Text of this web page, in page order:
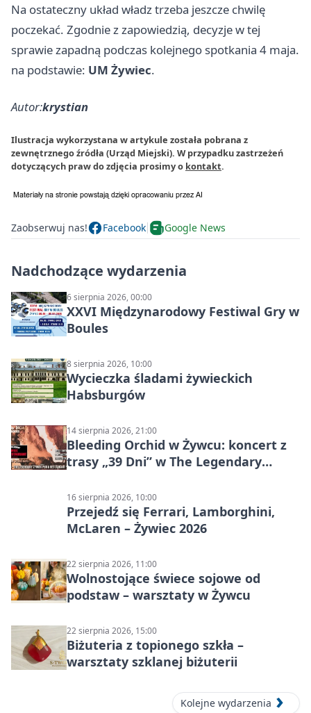
Na ostateczny układ władz trzeba jeszcze chwilę
poczekać. Zgodnie z zapowiedzią, decyzje w tej
sprawie zapadną podczas kolejnego spotkania 4 maja.
na podstawie: UM Żywiec.
Autor:krystian
Ilustracja wykorzystana w artykule została pobrana z
zewnętrznego źródła (Urząd Miejski). W przypadku zastrzeżeń
dotyczących praw do zdjęcia prosimy o kontakt.
Zaobserwuj nas! Facebook Google News
Nadchodzące wydarzenia
6 sierpnia 2026, 00:00
XXVI Międzynarodowy Festiwal Gry w
Boules
8 sierpnia 2026, 10:00
Wycieczka śladami żywieckich
Habsburgów
14 sierpnia 2026, 21:00
Bleeding Orchid w Żywcu: koncert z
trasy „39 Dni” w The Legendary
16 sierpnia 2026, 10:00
Przejedź się Ferrari, Lamborghini,
McLaren – Żywiec 2026
22 sierpnia 2026, 11:00
Wolnostojące świece sojowe od
podstaw – warsztaty w Żywcu
22 sierpnia 2026, 15:00
Biżuteria z topionego szkła –
warsztaty szklanej biżuterii
Kolejne wydarzenia